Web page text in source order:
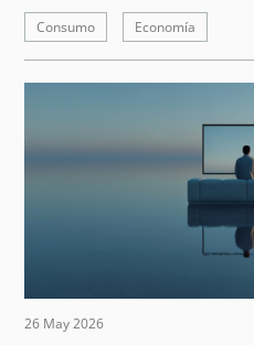
Consumo Economía
26 May 2026